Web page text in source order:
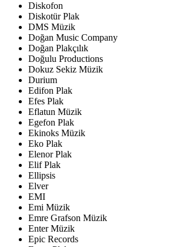
Diskofon
Diskotür Plak
DMS Müzik
Doğan Music Company
Doğan Plakçılık
Doğulu Productions
Dokuz Sekiz Müzik
Durium
Edifon Plak
Efes Plak
Eflatun Müzik
Egefon Plak
Ekinoks Müzik
Eko Plak
Elenor Plak
Elif Plak
Ellipsis
Elver
EMI
Emi Müzik
Emre Grafson Müzik
Enter Müzik
Epic Records